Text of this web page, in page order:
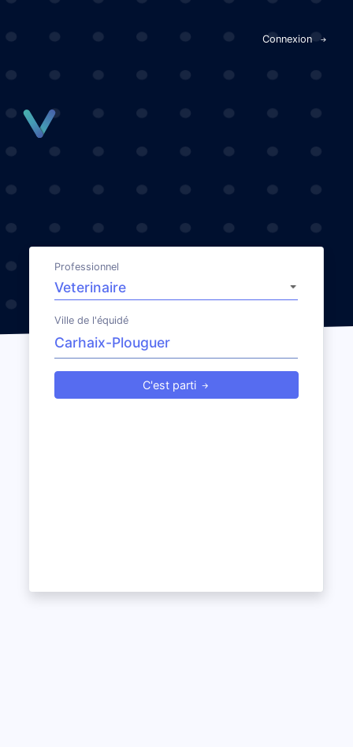
Connexion
Professionnel
Ville de l'équidé
C'est parti